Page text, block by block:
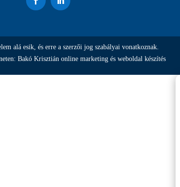
alá esik, és erre a szerzői jog szabályai vonatkoznak.
Bakó Krisztián online marketing és weboldal készítés